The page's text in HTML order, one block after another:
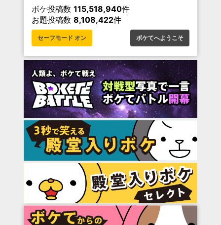
ボケ投稿数 115,518,940件
お題投稿数 8,108,422件
セーフモード オン ボケてへようこそ